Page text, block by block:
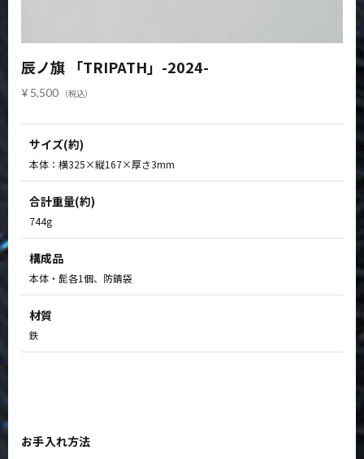
辰ノ旗 「TRIPATH」-2024-
5,500
サイズ(約)
本体：横325×縦167×厚さ3mm
合計重量(約)
744g
構成品
本体・髭各1個、防錆袋
材質
鉄
お手入れ方法